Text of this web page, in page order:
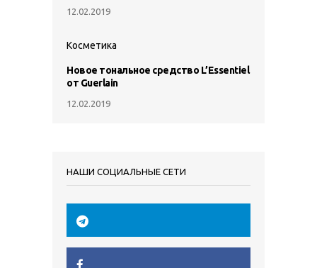
12.02.2019
Косметика
Новое тональное средство L’Essentiel
от Guerlain
12.02.2019
НАШИ СОЦИАЛЬНЫЕ СЕТИ